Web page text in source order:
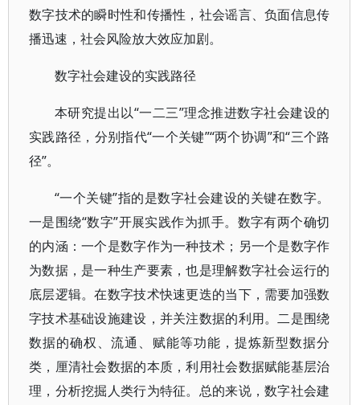
数字技术的瞬时性和传播性，社会谣言、负面信息传
播迅速，社会风险放大效应加剧。
数字社会建设的实践路径
本研究提出以“一二三”理念推进数字社会建设的
实践路径，分别指代“一个关键”“两个协调”和“三个路
径”。
“一个关键”指的是数字社会建设的关键在数字。
一是围绕“数字”开展实践作为抓手。数字有两个确切
的内涵：一个是数字作为一种技术；另一个是数字作
为数据，是一种生产要素，也是理解数字社会运行的
底层逻辑。在数字技术快速更迭的当下，需要加强数
字技术基础设施建设，并关注数据的利用。二是围绕
数据的确权、流通、赋能等功能，提炼新型数据分
类，厘清社会数据的本质，利用社会数据赋能基层治
理，分析挖掘人类行为特征。总的来说，数字社会建